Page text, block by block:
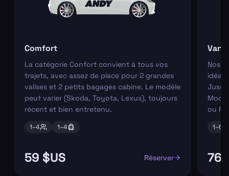
Comfort
La catégorie Confort convient à tous vos
trajets, avec assez de place pour 2 grandes
valises et 2 petits bagages cabine. Le modèle
peut varier (Skoda, Toyota, Lexus), toujours
récent et bien entretenu.
1–4 1–4
59 $US Réserver
Van
Nos
ou
1–6
76